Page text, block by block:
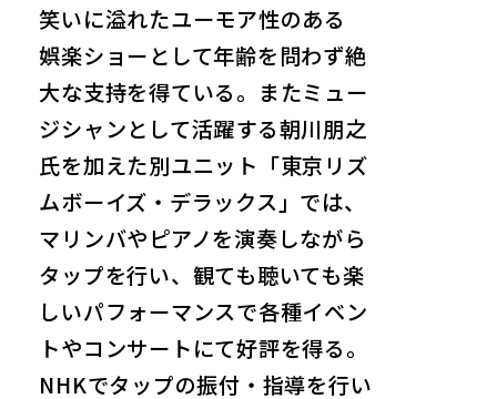
笑いに溢れたユーモア性のある
娯楽ショーとして年齢を問わず絶
大な支持を得ている。またミュー
ジシャンとして活躍する朝川朋之
氏を加えた別ユニット「東京リズ
ムボーイズ・デラックス」では、
マリンバやピアノを演奏しながら
タップを行い、観ても聴いても楽
しいパフォーマンスで各種イベン
トやコンサートにて好評を得る。
NHKでタップの振付・指導を行い